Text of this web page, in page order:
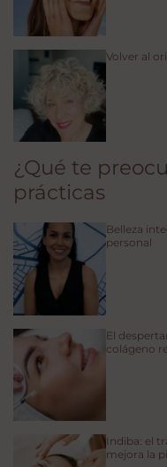
Volver al
¿Qué te
prácticas
Belleza
personal
El
colágeno
Indiba: el
mejora la